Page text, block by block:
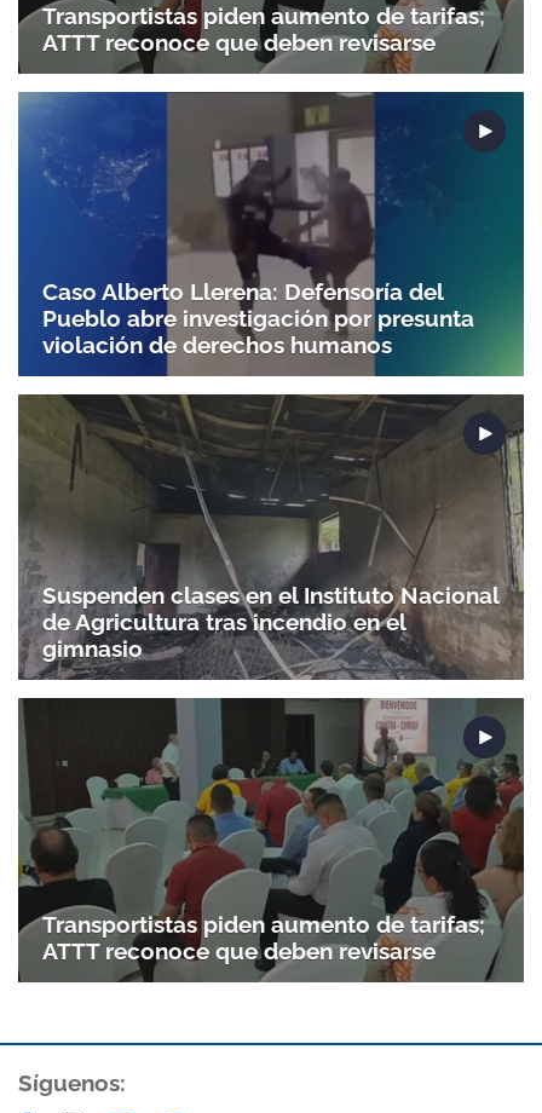
Transportistas piden aumento de tarifas;
ATTT reconoce que deben revisarse
Caso Alberto Llerena: Defensoría del
Pueblo abre investigación por presunta
violación de derechos humanos
Suspenden clases en el Instituto Nacional
de Agricultura tras incendio en el
gimnasio
Transportistas piden aumento de tarifas;
ATTT reconoce que deben revisarse
Síguenos: